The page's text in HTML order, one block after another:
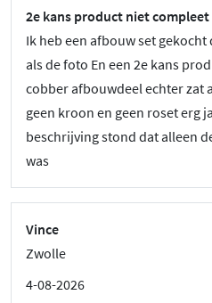
2e kans product niet compleet
Ik heb een afbouw set
als de foto En een 2e kans
cobber afbouwdeel echter zat
geen kroon en geen roset erg
beschrijving stond dat alleen
was
Vince
Zwolle
4-08-2026